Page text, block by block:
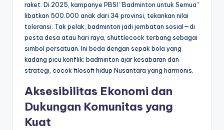
raket. Di 2025, kampanye PBSI “Badminton untuk Semua”
libatkan 500.000 anak dari 34 provinsi, tekankan nilai
toleransi. Tak pelak, badminton jadi jembatan sosial—di
pesta desa atau hari raya, shuttlecock terbang sebagai
simbol persatuan. Ini beda dengan sepak bola yang
kadang picu konflik; badminton ajar kesabaran dan
strategi, cocok filosofi hidup Nusantara yang harmonis.
Aksesibilitas Ekonomi dan
Dukungan Komunitas yang
Kuat